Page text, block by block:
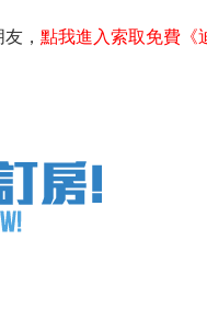
， 點我進入索取免費《